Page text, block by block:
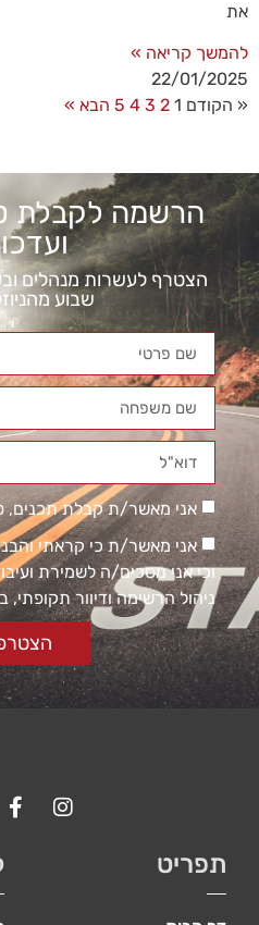
את
להמשך קריאה »
22/01/2025
« הקודם 1
2
3
4
5 הבא »
הרשמה לקבלת
הצטרף לעשרות מנהלים
שבוע
אני מאשר/ת קבלת תכנים,
אני מאשר/ת כי קראתי
וכי אני מסכים/ה לשמירת
ניהול הרשימה ודיוור תקופתי,
תפריט